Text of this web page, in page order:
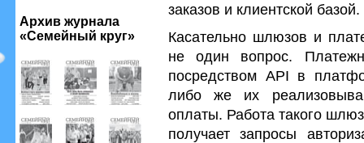
Архив журнала
«Семейный круг»
заказов и клиентской базой.
Касательно шлюзов и
не один вопрос.
посредством АРІ в
либо же их
оплаты. Работа такого
получает запросы